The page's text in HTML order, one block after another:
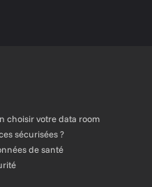
choisir votre data room
sécurisées ?
de santé